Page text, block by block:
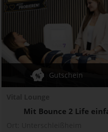
Mit Bounce 2 Life
Gutschein